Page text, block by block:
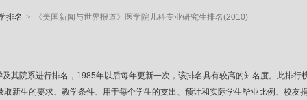
排名 > 《美国新闻与世界报道》医学院儿科专业研究生排名(2010)
其院系进行排名，1985年以后每年更新一次，该排名具有较高的知名度。此排
新生的要求、教学条件、用于每个学生的支出、预计和实际学生毕业比例、校